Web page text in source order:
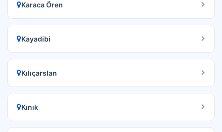
Karaca Ören
Kayadibi
Kılıçarslan
Kınık